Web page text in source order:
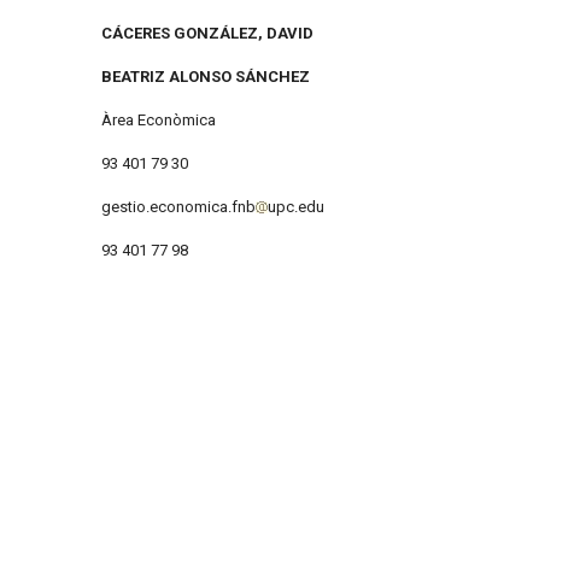
CÁCERES GONZÁLEZ, DAVID
BEATRIZ ALONSO SÁNCHEZ
Àrea Econòmica
93 401 79 30
gestio.economica.fnb upc.edu
93 401 77 98